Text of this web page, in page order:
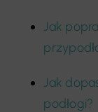
Jak
Jak
podłogi?